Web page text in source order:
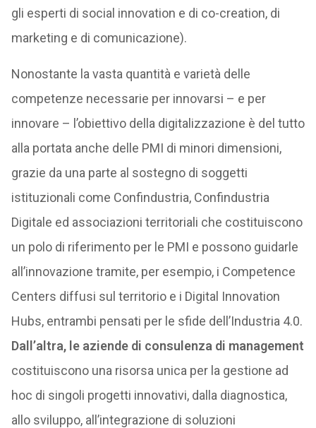
gli esperti di social innovation e di co-creation, di
marketing e di comunicazione).
Nonostante la vasta quantità e varietà delle
competenze necessarie per innovarsi – e per
innovare – l’obiettivo della digitalizzazione è del tutto
alla portata anche delle PMI di minori dimensioni,
grazie da una parte al sostegno di soggetti
istituzionali come Confindustria, Confindustria
Digitale ed associazioni territoriali che costituiscono
un polo di riferimento per le PMI e possono guidarle
all’innovazione tramite, per esempio, i Competence
Centers diffusi sul territorio e i Digital Innovation
Hubs, entrambi pensati per le sfide dell’Industria 4.0.
Dall’altra, le aziende di consulenza di management
costituiscono una risorsa unica per la gestione ad
hoc di singoli progetti innovativi, dalla diagnostica,
allo sviluppo, all’integrazione di soluzioni